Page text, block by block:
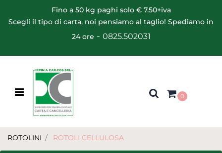
Fino a 50 kg paghi solo € 7.50+iva
Scegli il tipo di carta, noi pensiamo al taglio! Spediamo in
24 ore - 0825.502031
Open menu
0
ROTOLINI ROTOLI CELLULOSA